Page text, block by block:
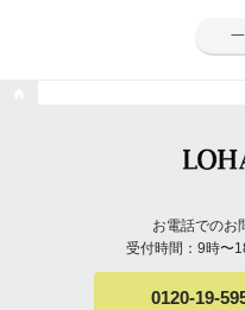
お電話でのお
受付時間：9時〜
0120-19-